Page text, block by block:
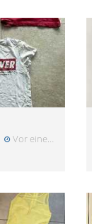
Vor einem Monat